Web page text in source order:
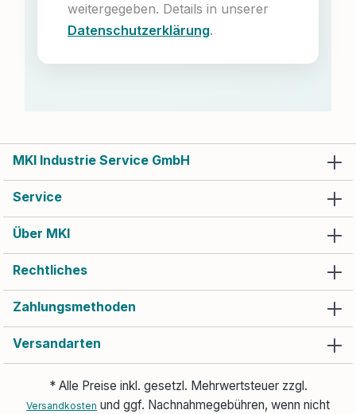
weitergegeben. Details in unserer
Datenschutzerklärung.
MKI Industrie Service GmbH
Service
Über MKI
Rechtliches
Zahlungsmethoden
Versandarten
* Alle Preise inkl. gesetzl. Mehrwertsteuer zzgl.
Versandkosten und ggf. Nachnahmegebühren, wenn nicht